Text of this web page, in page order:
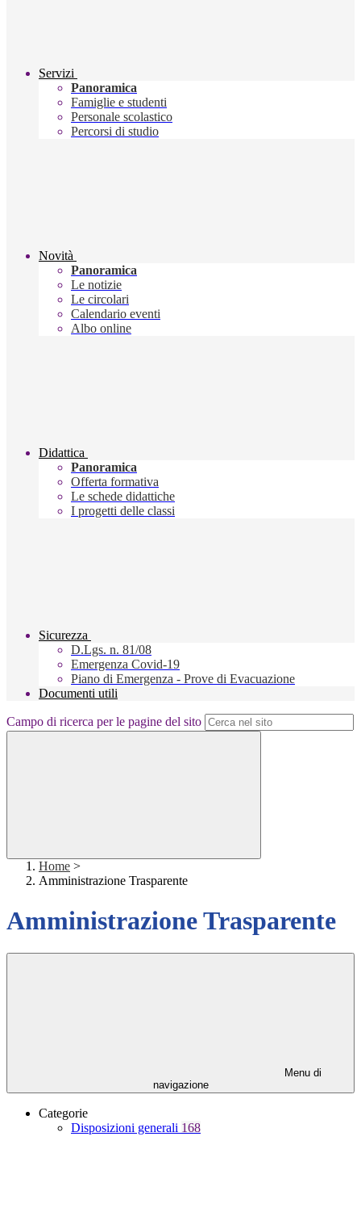
Servizi
Panoramica
Famiglie e studenti
Personale scolastico
Percorsi di studio
Novità
Panoramica
Le notizie
Le circolari
Calendario eventi
Albo online
Didattica
Panoramica
Offerta formativa
Le schede didattiche
I progetti delle classi
Sicurezza
D.Lgs. n. 81/08
Emergenza Covid-19
Piano di Emergenza - Prove di Evacuazione
Documenti utili
Campo di ricerca per le pagine del sito
Home >
Amministrazione Trasparente
Amministrazione Trasparente
Menu di
navigazione
Categorie
Disposizioni generali 168